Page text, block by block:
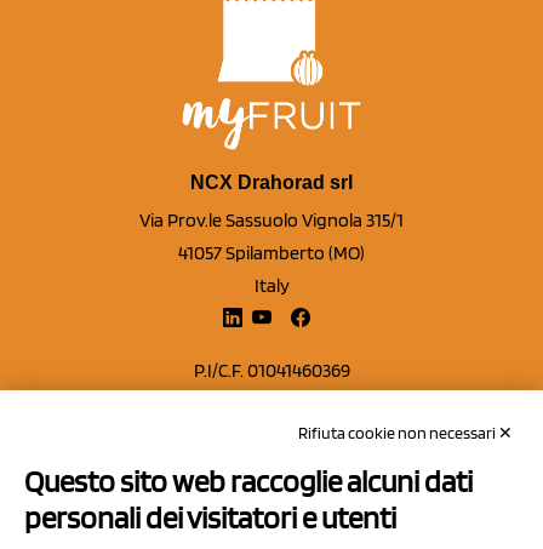
NCX Drahorad srl
Via Prov.le Sassuolo Vignola 315/1
41057 Spilamberto (MO)
Italy
P.I/C.F. 01041460369
Capitale sociale Euro 50.000,00 i.v.
Contatti
Rifiuta cookie non necessari ✕
Questo sito web raccoglie alcuni dati
personali dei visitatori e utenti